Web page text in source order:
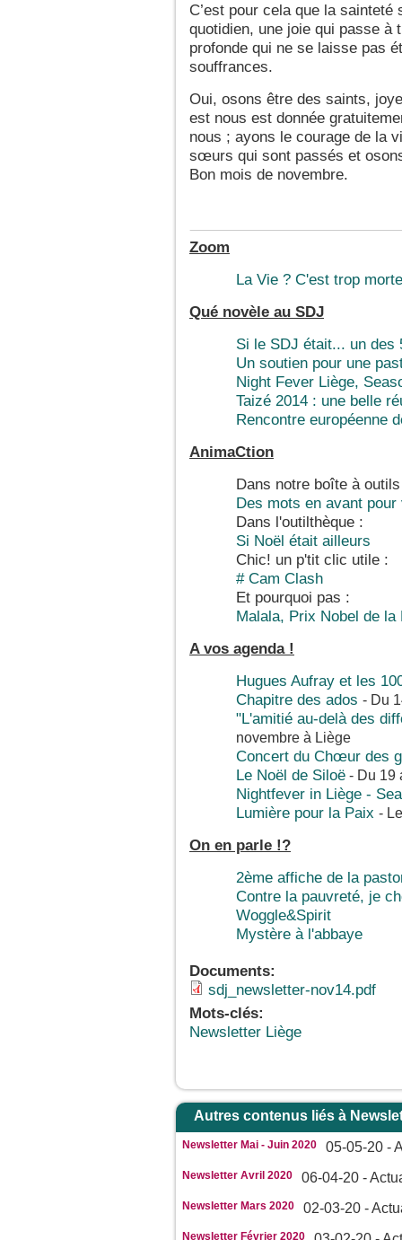
C’est pour cela que la
quotidien, une joie qui passe à
profonde qui ne se laisse pas
souffrances.
Oui, osons être des saints,
est nous est donnée
nous ; ayons le courage de la
sœurs qui sont passés et
Bon mois de novembre.
Zoom
La Vie ? C'est trop
Qué novèle au SDJ
Si le SDJ était... un des
Un soutien pour une
Night Fever Liège,
Taizé 2014 : une belle
Rencontre européenne
AnimaCtion
Dans notre boîte à
Des mots en avant
Dans l'outilthèque :
Si Noël était ailleurs
Chic! un p'tit clic utile :
# Cam Clash
Et pourquoi pas :
Malala, Prix Nobel de la
A vos agenda !
Hugues Aufray et les
Chapitre des ados - Du
"L'amitié au-delà des
novembre à Liège
Concert du Chœur des
Le Noël de Siloë - Du 19
Nightfever in Liège -
Lumière pour la Paix -
On en parle !?
2ème affiche de la
Contre la pauvreté, je
Woggle&Spirit
Mystère à l'abbaye
Documents:
sdj_newsletter-nov14.pdf
Mots-clés:
Newsletter Liège
Autres contenus liés à
Newsletter Mai - Juin 2020 05-05-20 -
Newsletter Avril 2020 06-04-20 -
Newsletter Mars 2020 02-03-20 -
Newsletter Février 2020